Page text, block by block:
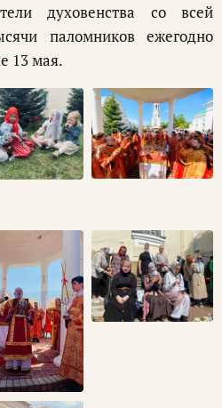
духовенства со всей
паломников ежегодно
13 мая.